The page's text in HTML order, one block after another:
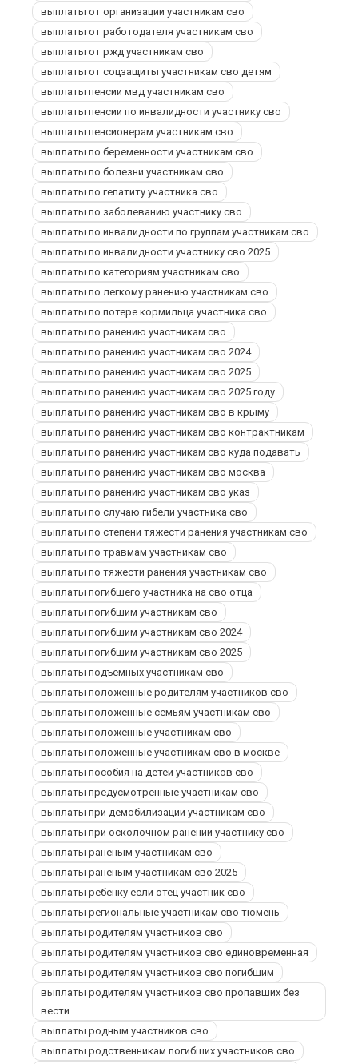
выплаты от организации участникам сво
выплаты от работодателя участникам сво
выплаты от ржд участникам сво
выплаты от соцзащиты участникам сво детям
выплаты пенсии мвд участникам сво
выплаты пенсии по инвалидности участнику сво
выплаты пенсионерам участникам сво
выплаты по беременности участникам сво
выплаты по болезни участникам сво
выплаты по гепатиту участника сво
выплаты по заболеванию участнику сво
выплаты по инвалидности по группам участникам сво
выплаты по инвалидности участнику сво 2025
выплаты по категориям участникам сво
выплаты по легкому ранению участникам сво
выплаты по потере кормильца участника сво
выплаты по ранению участникам сво
выплаты по ранению участникам сво 2024
выплаты по ранению участникам сво 2025
выплаты по ранению участникам сво 2025 году
выплаты по ранению участникам сво в крыму
выплаты по ранению участникам сво контрактникам
выплаты по ранению участникам сво куда подавать
выплаты по ранению участникам сво москва
выплаты по ранению участникам сво указ
выплаты по случаю гибели участника сво
выплаты по степени тяжести ранения участникам сво
выплаты по травмам участникам сво
выплаты по тяжести ранения участникам сво
выплаты погибшего участника на сво отца
выплаты погибшим участникам сво
выплаты погибшим участникам сво 2024
выплаты погибшим участникам сво 2025
выплаты подъемных участникам сво
выплаты положенные родителям участников сво
выплаты положенные семьям участникам сво
выплаты положенные участникам сво
выплаты положенные участникам сво в москве
выплаты пособия на детей участников сво
выплаты предусмотренные участникам сво
выплаты при демобилизации участникам сво
выплаты при осколочном ранении участнику сво
выплаты раненым участникам сво
выплаты раненым участникам сво 2025
выплаты ребенку если отец участник сво
выплаты региональные участникам сво тюмень
выплаты родителям участников сво
выплаты родителям участников сво единовременная
выплаты родителям участников сво погибшим
выплаты родителям участников сво пропавших без
вести
выплаты родным участников сво
выплаты родственникам погибших участников сво